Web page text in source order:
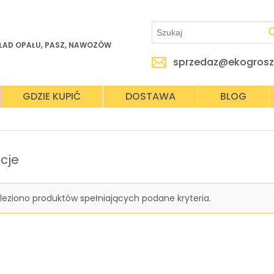
OPAŁU, PASZ, NAWOZÓW
GDZIE KUPIĆ DOSTAWA BLOG
produktów spełniających podane kryteria.